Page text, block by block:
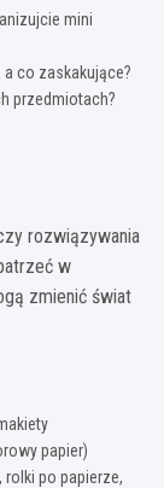
mini
co zaskakujące?
przedmiotach?
rozwiązywania
w
zmienić świat
papier)
rolki po papierze,